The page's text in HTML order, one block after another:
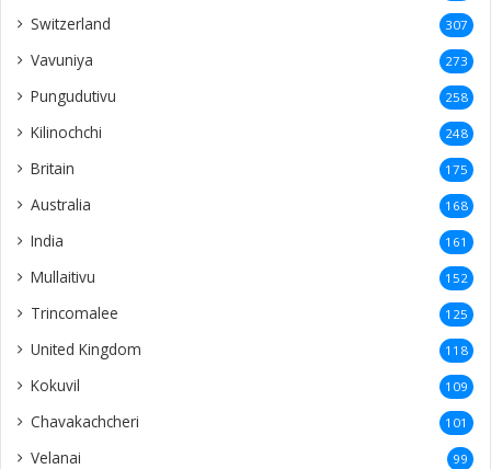
Switzerland 307
Vavuniya 273
Pungudutivu 258
Kilinochchi 248
Britain 175
Australia 168
India 161
Mullaitivu 152
Trincomalee 125
United Kingdom 118
Kokuvil 109
Chavakachcheri 101
Velanai 99